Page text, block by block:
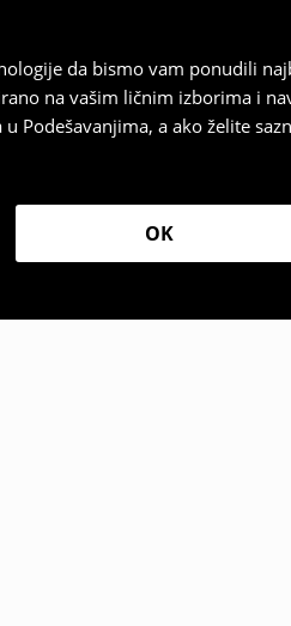
da bismo vam ponudili
na vašim ličnim izborima i
Podešavanjima, a ako želite
OK